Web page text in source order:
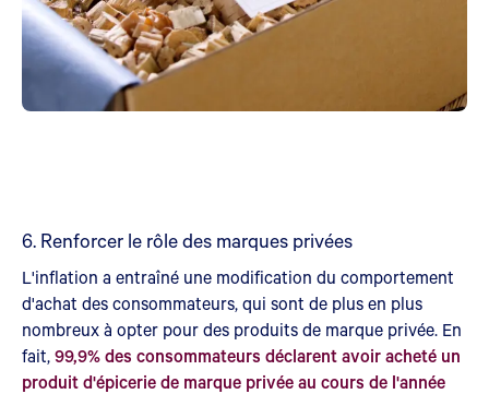
6. Renforcer le rôle des marques privées
L'inflation a entraîné une modification du comportement
d'achat des consommateurs, qui sont de plus en plus
nombreux à opter pour des produits de marque privée. En
fait,99,9% des consommateurs déclarent avoir acheté un
produit d'épicerie de marque privée au cours de l'année